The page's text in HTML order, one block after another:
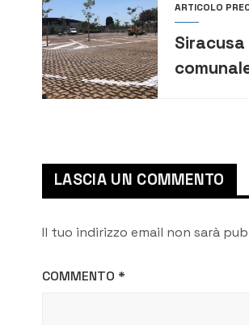
ARTICOLO
Siracusa
Damone
LASCIA UN COMMENTO
Il tuo indirizzo email non sarà
COMMENTO *